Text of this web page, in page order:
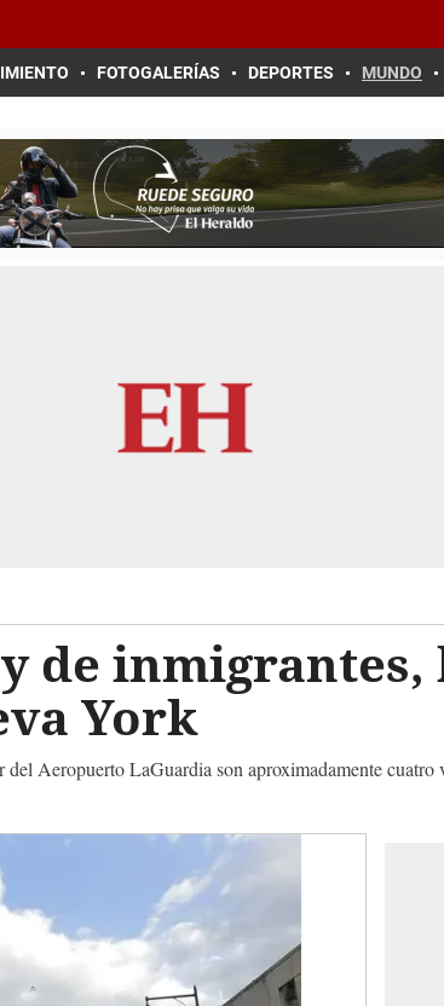
FOTOGALERÍAS DEPORTES MUNDO
de inmigrantes,
York
Aeropuerto LaGuardia son aproximadamente cuatro